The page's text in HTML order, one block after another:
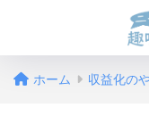
ホーム 収益化の